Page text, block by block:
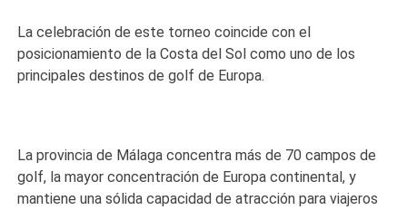
La celebración de este torneo coincide con el
posicionamiento de la Costa del Sol como uno de los
principales destinos de golf de Europa.
La provincia de Málaga concentra más de 70 campos de
golf, la mayor concentración de Europa continental, y
mantiene una sólida capacidad de atracción para viajeros